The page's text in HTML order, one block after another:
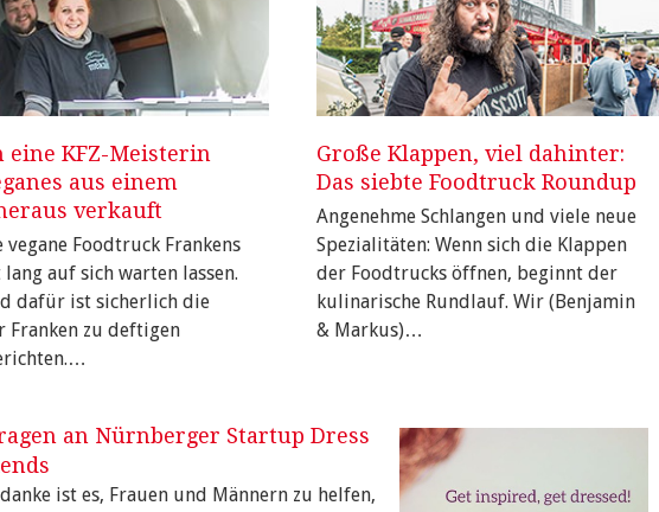
eine KFZ-Meisterin
aus einem
verkauft
vegane Foodtruck Frankens
auf sich warten lassen.
dafür ist sicherlich die
Franken zu deftigen
Große Klappen, viel dahinter:
Das siebte Foodtruck Roundup
Angenehme Schlangen und viele neue
Spezialitäten: Wenn sich die Klappen
der Foodtrucks öffnen, beginnt der
kulinarische Rundlauf. Wir (Benjamin
& Markus)…
an Nürnberger Startup Dress
ist es, Frauen und Männern zu helfen,